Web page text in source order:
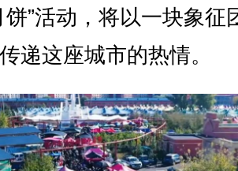
饼”活动，将以一块象征
递这座城市的热情。